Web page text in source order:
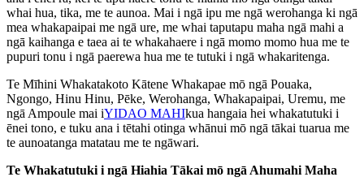
whai hua, tika, me te aunoa. Mai i ngā ipu me ngā werohanga ki ngā
mea whakapaipai me ngā ure, me whai taputapu maha ngā mahi a
ngā kaihanga e taea ai te whakahaere i ngā momo momo hua me te
pupuri tonu i ngā paerewa hua me te tutuki i ngā whakaritenga.
Te Mīhini Whakatakoto Kātene Whakapae mō ngā Pouaka,
Ngongo, Hinu Hinu, Pēke, Werohanga, Whakapaipai, Uremu, me
ngā Ampoule mai iYIDAO MAHIkua hangaia hei whakatutuki i
ēnei tono, e tuku ana i tētahi otinga whānui mō ngā tākai tuarua me
te aunoatanga matatau me te ngāwari.
Te Whakatutuki i ngā Hiahia Tākai mō ngā Ahumahi Maha